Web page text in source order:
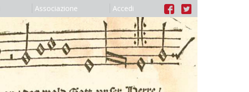
Associazione Accedi